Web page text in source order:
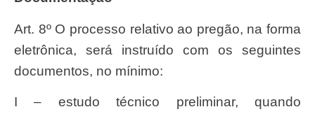
Art. 8º O processo relativo ao pregão, na forma
eletrônica, será instruído com os seguintes
documentos, no mínimo:
I – estudo técnico preliminar, quando